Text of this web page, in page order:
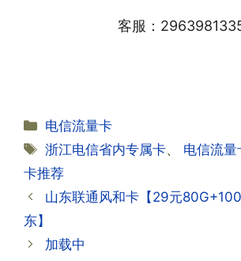
早上才可以进行人工审核;快递
·2.激活成功了，我怎么查套餐
答:下载对应运营商的官方手机
APP,进行登录绑定，登录后可
查询到流量和话费是否正常到
业厅都可以;
信大部分都没有合约期，每一
资料都有详细的注销流程和注
答:不会的，提交注销后号码就
客服：
分
类
电信流量卡
标
签
浙江电信省内专属卡、 电信流量
卡推荐
山东联通风和卡【29元
东】
加载中